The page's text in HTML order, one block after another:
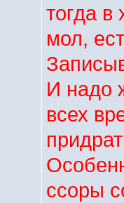
тогда в
мол,
И надо
всех
ссоры